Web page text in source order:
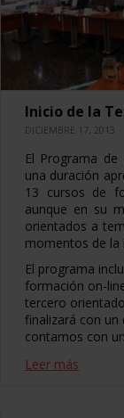
Inicio de la
DICIEMBRE 17, 2013
El Programa
una duración
13 cursos de
aunque en su
orientados a
momentos de la
El programa
formación on-
tercero
finalizará con
contamos con un
Leer más